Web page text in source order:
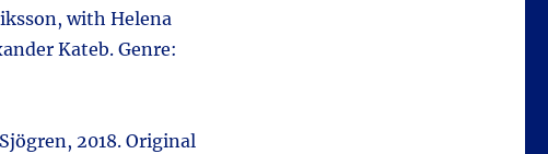
with Helena
Kateb. Genre:
2018. Original